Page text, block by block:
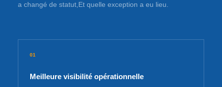
a changé de statut,Et quelle exception a eu lieu.
01
Meilleure visibilité opérationnelle